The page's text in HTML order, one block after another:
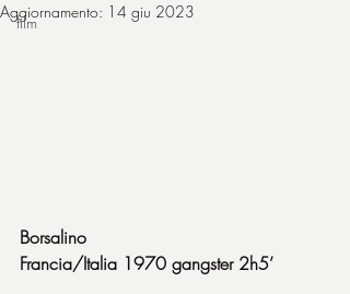
film
Aggiornamento: 14 giu 2023
Borsalino
Francia/Italia 1970 gangster 2h5’